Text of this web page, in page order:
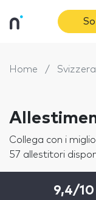
Home Svizzera
Collega con i
57 allestitori
9,4/10